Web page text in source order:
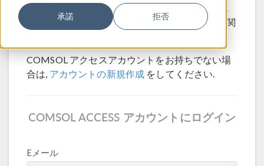
承諾 拒否
ら提供されたトライアルライセンスが必要です.
トライアルライセンスは自動的にアカウントに関
COMSOL アクセスアカウントをお持ちでない場
合は, アカウントの新規作成 をしてください.
COMSOL ACCESS アカウントにログイン
Eメール